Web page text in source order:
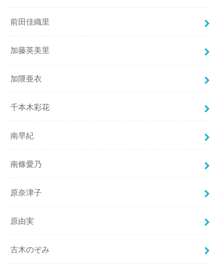
前田佳織里
加藤英美里
加隈亜衣
千本木彩花
南早紀
南條愛乃
原奈津子
原由実
古木のぞみ